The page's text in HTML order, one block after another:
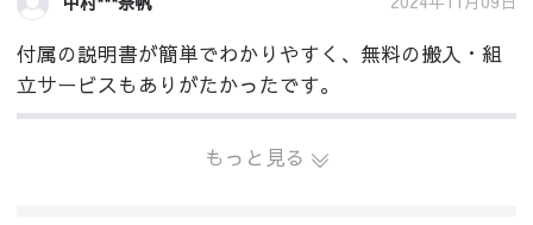
付属の説明書が簡単でわかりやすく、無料の搬入・組
立サービスもありがたかったです。
もっと見る